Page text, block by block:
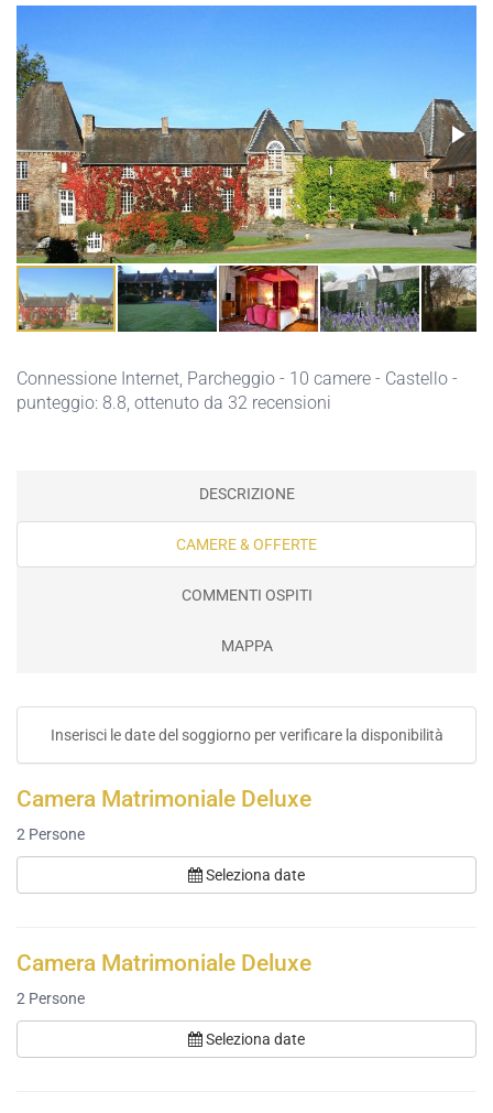
Connessione Internet, Parcheggio - 10 camere - Castello -
punteggio: 8.8, ottenuto da 32 recensioni
DESCRIZIONE
CAMERE & OFFERTE
COMMENTI OSPITI
MAPPA
Inserisci le date del soggiorno per verificare la disponibilità
Camera Matrimoniale Deluxe
2 Persone
Seleziona date
Camera Matrimoniale Deluxe
2 Persone
Seleziona date